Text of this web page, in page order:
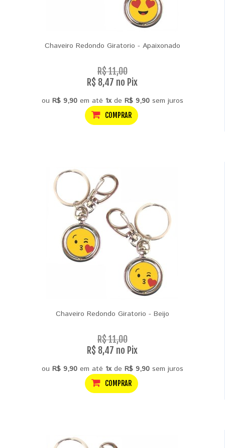
Chaveiro Redondo Giratorio - Apaixonado
R$ 11,00
R$ 8,47 no Pix
ou R$ 9,90em até 1xde R$ 9,90sem juros
COMPRAR
Chaveiro Redondo Giratorio - Beijo
R$ 11,00
R$ 8,47 no Pix
ou R$ 9,90em até 1xde R$ 9,90sem juros
COMPRAR